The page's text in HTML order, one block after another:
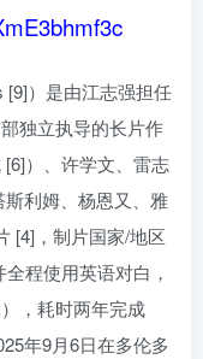
[9]）是由江志强担任
独立执导的长片作
）、许学文、雷志
利姆、杨恩又、雅
[4]，制片国家/地区
程使用英语对白，
，耗时两年完成
年9月6日在多伦多